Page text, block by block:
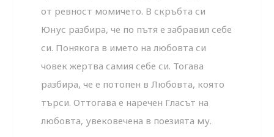
от ревност момичето. В скръбта си
Юнус разбира, че по пътя е забравил себе
си. Понякога в името на любовта си
човек жертва самия себе си. Тогава
разбира, че е потопен в Любовта, която
търси. Оттогава е наречен Гласът на
любовта, увековечена в поезията му.